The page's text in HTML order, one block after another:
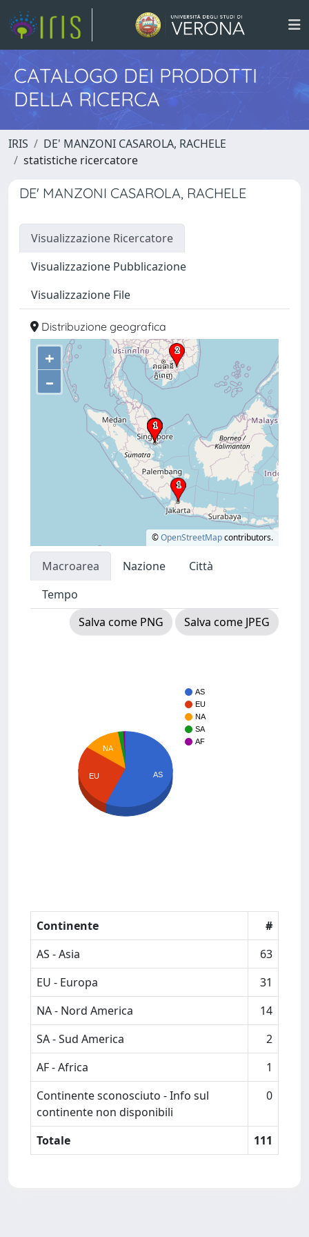
CATALOGO DEI PRODOTTI
DELLA RICERCA
IRIS
DE' MANZONI CASAROLA, RACHELE
statistiche ricercatore
DE' MANZONI CASAROLA, RACHELE
Visualizzazione Ricercatore
Visualizzazione Pubblicazione
Visualizzazione File
Distribuzione geografica
+
–
©OpenStreetMapcontributors.
Macroarea Nazione
Città
Tempo
Salva come PNG
Salva come JPEG
AS
EU
NA
SA
AF
NA
EU AS
Continente
#
AS - Asia
63
EU - Europa
31
NA - Nord America
14
SA - Sud America
2
AF - Africa
1
Continente sconosciuto - Info sul
continente non disponibili
0
Totale 111